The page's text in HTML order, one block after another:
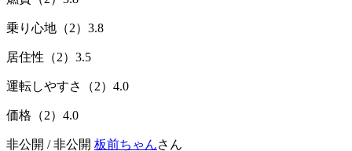
乗り心地（2） 3.8
居住性（2） 3.5
運転しやすさ（2） 4.0
価格（2） 4.0
非公開 / 非公開 板前ちゃんさん